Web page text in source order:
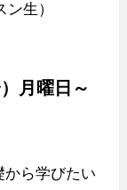
生）
月曜日～
から学びたい